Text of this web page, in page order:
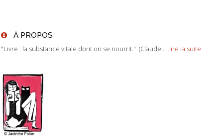
À PROPOS
"Livre : la substance vitale dont on se nourrit." (Claude... Lire la suite